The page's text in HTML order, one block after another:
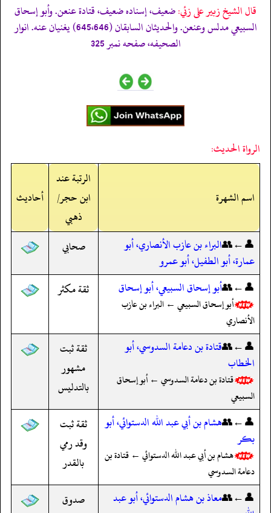
قال الشيخ زبير على زئي:ضعيف، إسناده ضعيف، قتادة عنعن. وأبو إسحاق
السبيعي مدلس وعنعن. والحديثان السابقان (645،646) يغنيان عنه. انوار
الصحيفه، صفحه نمبر 325
الرواة الحديث:
اسم الشهرة
الرتبة عند
ابن حجر/
ذهبي
أحاديث
👤←👥البراء بن عازب الأنصاري، أبو
عمارة، أبو الطفيل، أبو عمرو
صحابي
👤←👥أبو إسحاق السبيعي، أبو إسحاق
أبو إسحاق السبيعي ← البراء بن عازب
الأنصاري
ثقة مكثر
👤←👥قتادة بن دعامة السدوسي، أبو
الخطاب
قتادة بن دعامة السدوسي ← أبو إسحاق
السبيعي
ثقة ثبت
مشهور
بالتدليس
👤←👥هشام بن أبي عبد الله الدستوائي، أبو
بكر
هشام بن أبي عبد الله الدستوائي ← قتادة بن
دعامة السدوسي
ثقة ثبت
وقد رمي
بالقدر
👤←👥معاذ بن هشام الدستوائي، أبو عبد
صدوق